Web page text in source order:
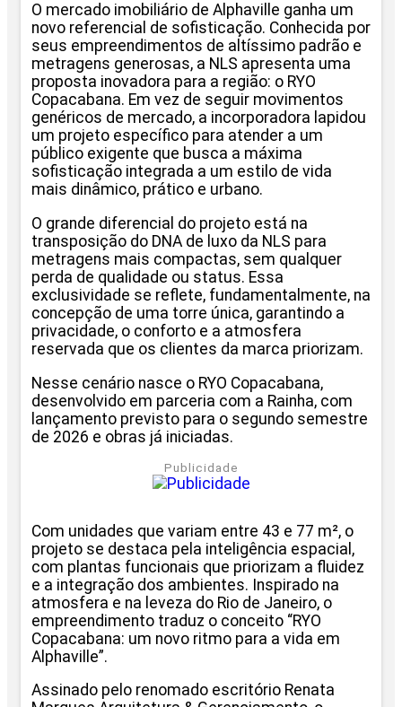
O mercado imobiliário de Alphaville ganha um
novo referencial de sofisticação. Conhecida por
seus empreendimentos de altíssimo padrão e
metragens generosas, a NLS apresenta uma
proposta inovadora para a região: o RYO
Copacabana. Em vez de seguir movimentos
genéricos de mercado, a incorporadora lapidou
um projeto específico para atender a um
público exigente que busca a máxima
sofisticação integrada a um estilo de vida
mais dinâmico, prático e urbano.
O grande diferencial do projeto está na
transposição do DNA de luxo da NLS para
metragens mais compactas, sem qualquer
perda de qualidade ou status. Essa
exclusividade se reflete, fundamentalmente, na
concepção de uma torre única, garantindo a
privacidade, o conforto e a atmosfera
reservada que os clientes da marca priorizam.
Nesse cenário nasce o RYO Copacabana,
desenvolvido em parceria com a Rainha, com
lançamento previsto para o segundo semestre
de 2026 e obras já iniciadas.
Publicidade
Com unidades que variam entre 43 e 77 m², o
projeto se destaca pela inteligência espacial,
com plantas funcionais que priorizam a fluidez
e a integração dos ambientes. Inspirado na
atmosfera e na leveza do Rio de Janeiro, o
empreendimento traduz o conceito “RYO
Copacabana: um novo ritmo para a vida em
Alphaville”.
Assinado pelo renomado escritório Renata